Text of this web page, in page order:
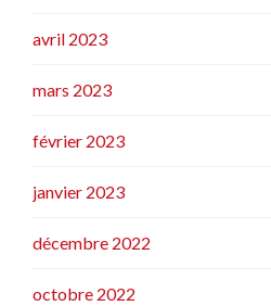
avril 2023
mars 2023
février 2023
janvier 2023
décembre 2022
octobre 2022